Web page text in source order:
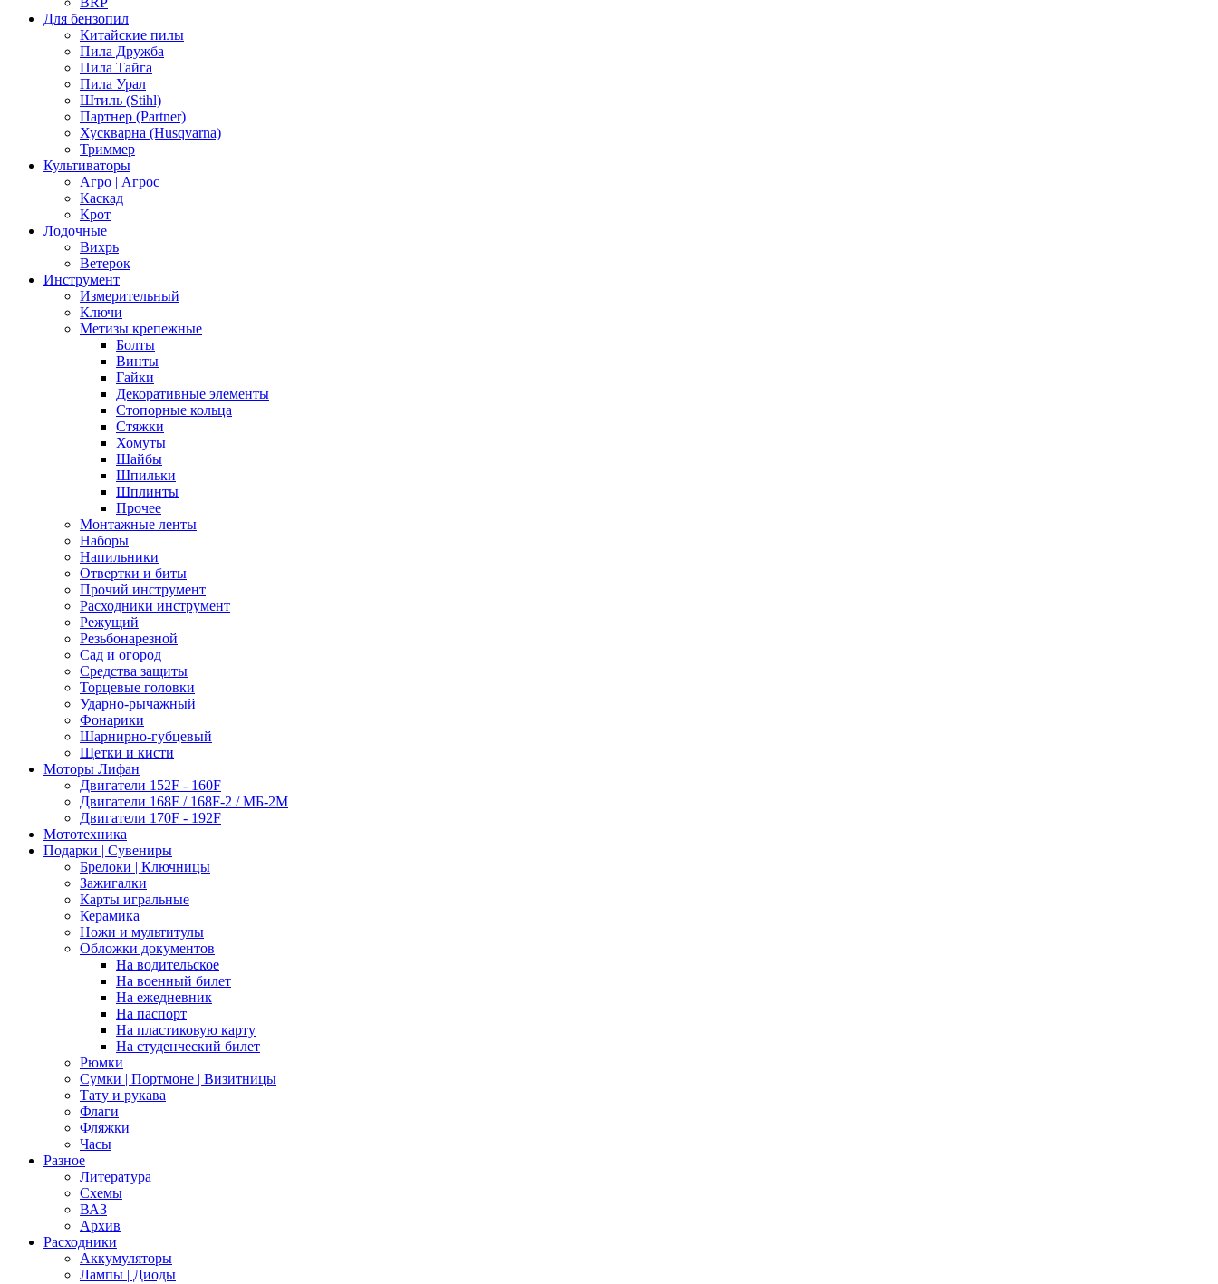
Для бензопил
Китайские пилы
Пила Дружба
Пила Тайга
Пила Урал
Штиль (Stihl)
Партнер (Partner)
Хускварна (Husqvarna)
Триммер
Культиваторы
Агро | Агрос
Каскад
Крот
Лодочные
Вихрь
Ветерок
Инструмент
Измерительный
Ключи
Метизы крепежные
Болты
Винты
Гайки
Декоративные элементы
Стопорные кольца
Стяжки
Хомуты
Шайбы
Шпильки
Шплинты
Прочее
Монтажные ленты
Наборы
Напильники
Отвертки и биты
Прочий инструмент
Расходники инструмент
Режущий
Резьбонарезной
Сад и огород
Средства защиты
Торцевые головки
Ударно-рычажный
Фонарики
Шарнирно-губцевый
Щетки и кисти
Моторы Лифан
Двигатели 152F - 160F
Двигатели 168F / 168F-2 / МБ-2М
Двигатели 170F - 192F
Мототехника
Подарки | Сувениры
Брелоки | Ключницы
Зажигалки
Карты игральные
Керамика
Ножи и мультитулы
Обложки документов
На водительское
На военный билет
На ежедневник
На паспорт
На пластиковую карту
На студенческий билет
Рюмки
Сумки | Портмоне | Визитницы
Тату и рукава
Флаги
Фляжки
Часы
Разное
Литература
Схемы
ВАЗ
Архив
Расходники
Аккумуляторы
Лампы | Диоды